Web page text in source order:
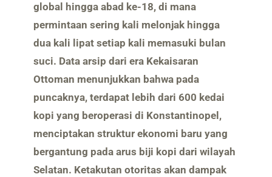
global hingga abad ke-18, di mana
permintaan sering kali melonjak hingga
dua kali lipat setiap kali memasuki bulan
suci. Data arsip dari era Kekaisaran
Ottoman menunjukkan bahwa pada
puncaknya, terdapat lebih dari 600 kedai
kopi yang beroperasi di Konstantinopel,
menciptakan struktur ekonomi baru yang
bergantung pada arus biji kopi dari wilayah
Selatan. Ketakutan otoritas akan dampak